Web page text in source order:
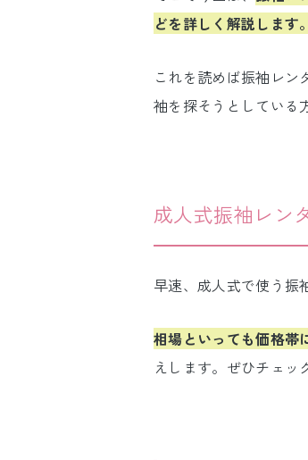
どを詳しく解説します。
これを読めば振袖レ
袖を探そうとしている
成人式振袖レン
早速、成人式で使う振
相場といっても価格帯
えします。ぜひチェッ